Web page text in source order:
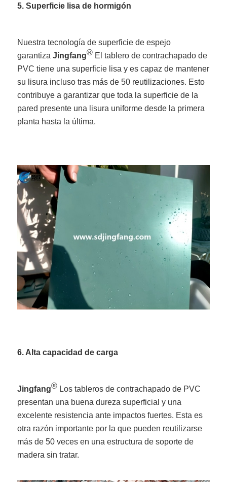
5. Superficie lisa de hormigón
Nuestra tecnología de superficie de espejo
garantizaJingfang® El tablero de contrachapado de
PVC tiene una superficie lisa y es capaz de mantener
su lisura incluso tras más de 50 reutilizaciones. Esto
contribuye a garantizar que toda la superficie de la
pared presente una lisura uniforme desde la primera
planta hasta la última.
6. Alta capacidad de carga
Jingfang® Los tableros de contrachapado de PVC
presentan una buena dureza superficial y una
excelente resistencia ante impactos fuertes. Esta es
otra razón importante por la que pueden reutilizarse
más de 50 veces en una estructura de soporte de
madera sin tratar.